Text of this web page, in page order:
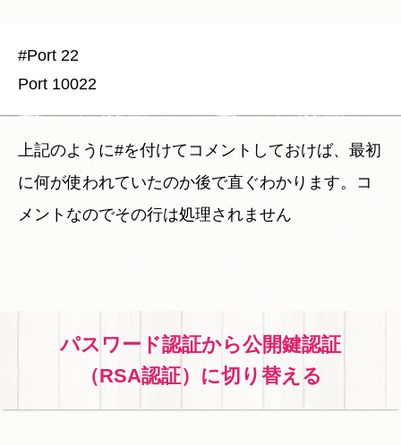
#Port 22
上記のように#を付けてコメントしておけば、最初
に何が使われていたのか後で直ぐわかります。コ
メントなのでその行は処理されません
パスワード認証から公開鍵認証
（RSA認証）に切り替える